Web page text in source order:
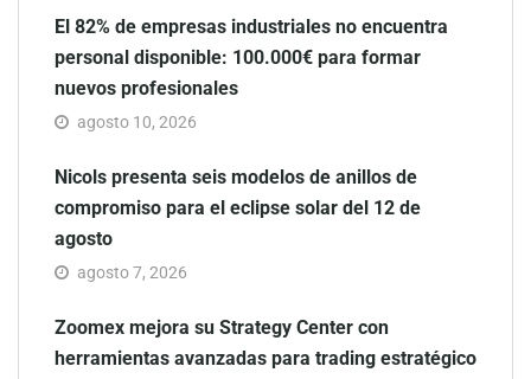
El 82% de empresas industriales no encuentra
personal disponible: 100.000€ para formar
nuevos profesionales
agosto 10, 2026
Nicols presenta seis modelos de anillos de
compromiso para el eclipse solar del 12 de
agosto
agosto 7, 2026
Zoomex mejora su Strategy Center con
herramientas avanzadas para trading estratégico